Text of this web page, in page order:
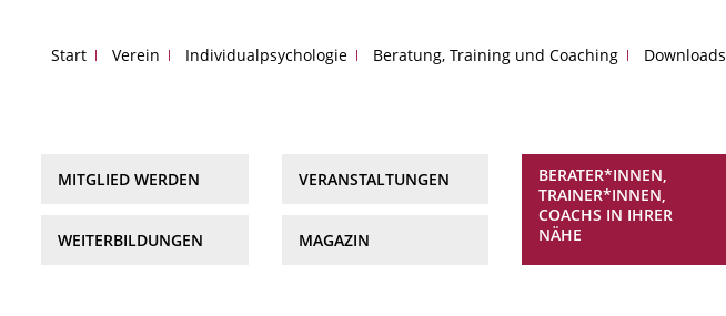
Start Verein Individualpsychologie Beratung, Training und Coaching Downloads
MITGLIED WERDEN
WEITERBILDUNGEN
VERANSTALTUNGEN
MAGAZIN
BERATER*INNEN,
TRAINER*INNEN,
COACHS IN IHRER
NÄHE